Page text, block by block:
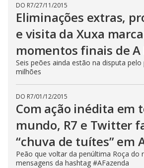
DO R7/27/11/2015
Eliminações extras,
e visita da Xuxa
momentos finais de A
Seis peões ainda estão na disputa
milhões
DO R7/01/12/2015
Com ação inédita em
mundo, R7 e Twitter
“chuva de tuítes” em
Peão que voltar da penúltima Roça do
mensagens da hashtag #AFazenda